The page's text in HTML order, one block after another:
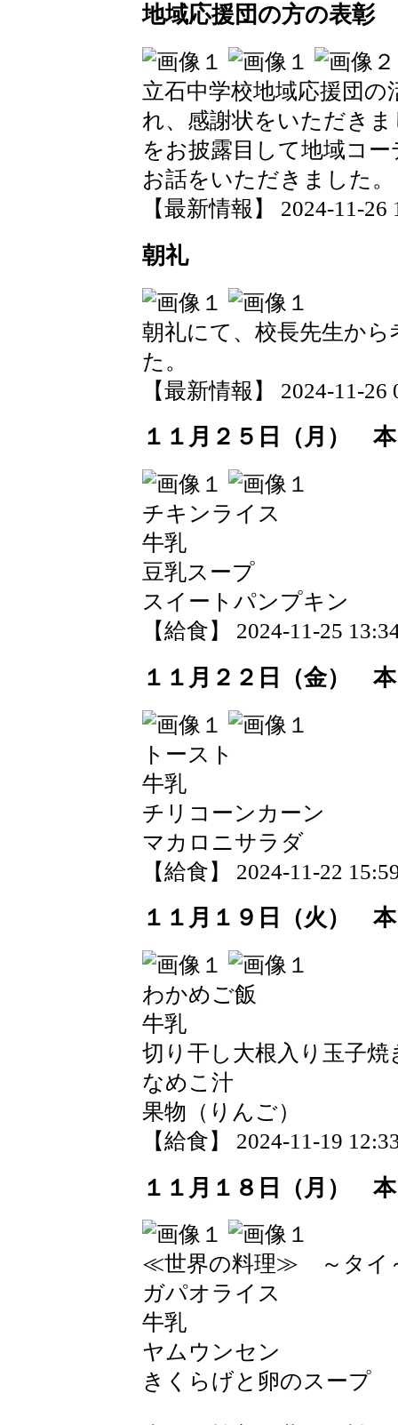
地域応援団の方の表彰
立石中学校地域応援団
れ、感謝状をいただき
をお披露目して地域コ
お話をいただきました。
【最新情報】 2024-11-26
朝礼
朝礼にて、校長先生か
た。
【最新情報】 2024-11-26
１１月２５日（月）
チキンライス
牛乳
豆乳スープ
スイートパンプキン
【給食】 2024-11-25
１１月２２日（金）
トースト
牛乳
チリコーンカーン
マカロニサラダ
【給食】 2024-11-22
１１月１９日（火）
わかめご飯
牛乳
切り干し大根入り玉子焼
なめこ汁
果物（りんご）
【給食】 2024-11-19
１１月１８日（月）
≪世界の料理≫ ～タイ
ガパオライス
牛乳
ヤムウンセン
きくらげと卵のスープ